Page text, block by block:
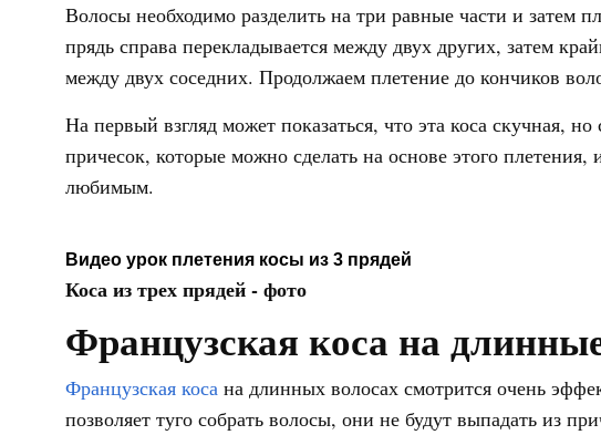
Волосы необходимо разделить на три равные части и затем
прядь справа перекладывается между двух других, затем
между двух соседних. Продолжаем плетение до кончиков
На первый взгляд может показаться, что эта коса скучная, но
причесок, которые можно сделать на основе этого плетения,
любимым.
Видео урок плетения косы из 3 прядей
Коса из трех прядей - фото
Французская коса на
Французская косана длинных волосах смотрится очень
позволяет туго собрать волосы, они не будут выпадать из